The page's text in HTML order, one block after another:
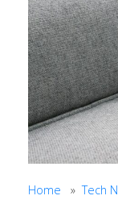
Home »Tech